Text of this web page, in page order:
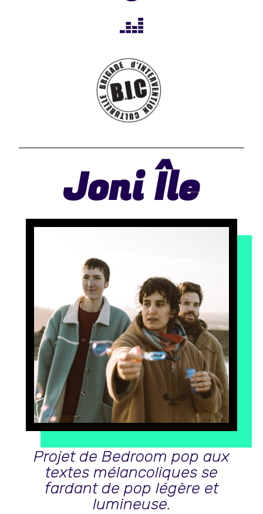
Joni Île
Projet de Bedroom pop aux
textes mélancoliques se
fardant de pop légère et
lumineuse.